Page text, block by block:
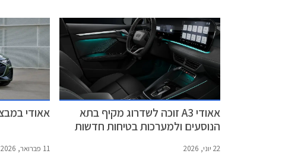
אאודי A3 זוכה לשדרוג מקיף בתא
הנוסעים ולמערכות בטיחות חדשות
22 יוני, 2026
אאודי במבצע
11 פברואר, 2026